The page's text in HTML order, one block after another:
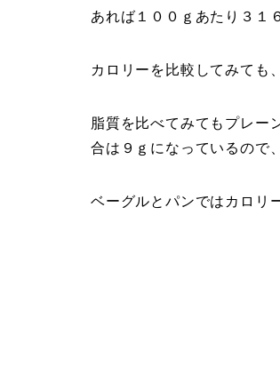
あれば１００ｇあたり３１
カロリーを比較してみても
脂質を比べてみてもプレー
合は９ｇになっているので
ベーグルとパンではカロリ